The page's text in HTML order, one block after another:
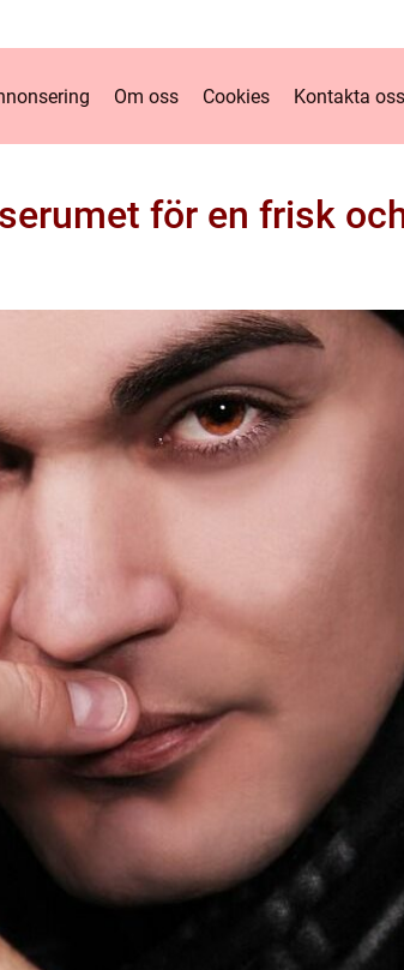
Om oss Cookies Kontakta oss
för en frisk